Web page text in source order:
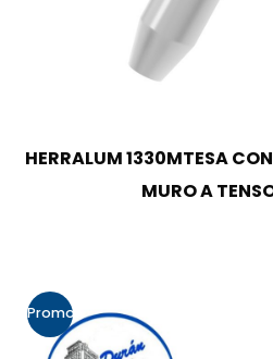
HERRALUM 1330MTESA
MURO A
Promo!